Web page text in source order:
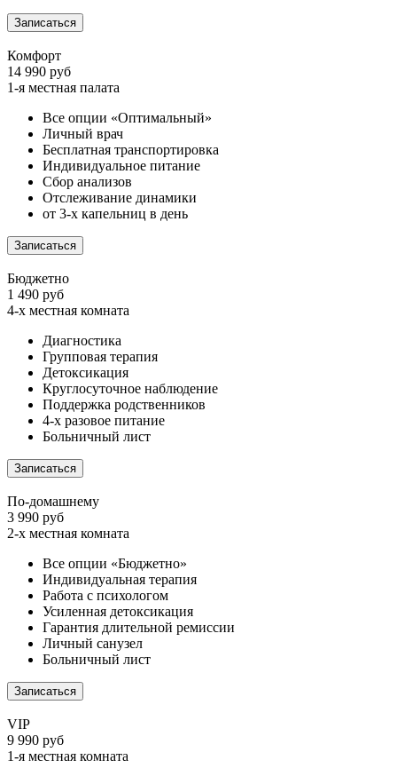
Записаться
Комфорт
14 990 руб
1-я местная палата
Все опции «Оптимальный»
Личный врач
Бесплатная транспортировка
Индивидуальное питание
Сбор анализов
Отслеживание динамики
от 3-х капельниц в день
Записаться
Бюджетно
1 490 руб
4-х местная комната
Диагностика
Групповая терапия
Детоксикация
Круглосуточное наблюдение
Поддержка родственников
4-х разовое питание
Больничный лист
Записаться
По-домашнему
3 990 руб
2-х местная комната
Все опции «Бюджетно»
Индивидуальная терапия
Работа с психологом
Усиленная детоксикация
Гарантия длительной ремиссии
Личный санузел
Больничный лист
Записаться
VIP
9 990 руб
1-я местная комната